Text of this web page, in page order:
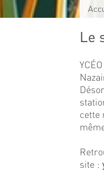
Le
cette
site :